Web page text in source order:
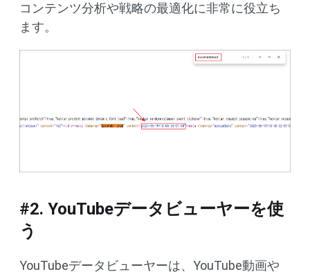
コンテンツ分析や戦略の最適化に非常に役立ち
ます。
#2. YouTubeデータビューヤーを使
う
YouTubeデータビューヤーは、YouTube動画や